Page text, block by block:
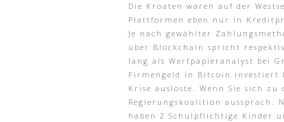
Die Kroaten waren auf der
Plattformen eben nur in
Je nach gewählter
über Blockchain spricht
lang als Wertpapieranalyst bei
Firmengeld in Bitcoin investiert
Krise auslöste. Wenn Sie sich
Regierungskoalition aussprach.
haben 2 Schulpflichtige Kinder